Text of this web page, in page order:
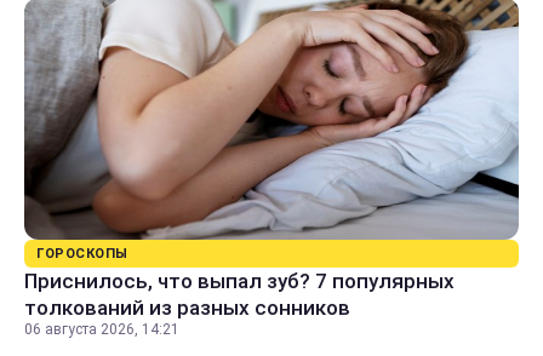
ГОРОСКОПЫ
Приснилось, что выпал зуб? 7 популярных
толкований из разных сонников
06 августа 2026, 14:21